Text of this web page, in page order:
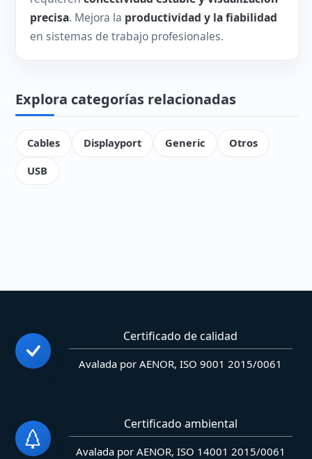
precisa. Mejora la productividad y la fiabilidad
en sistemas de trabajo profesionales.
Explora categorías relacionadas
Cables Displayport Generic
Otros
USB
Certificado de calidad
Avalada por AENOR, ISO 9001 2015/0061
Certificado ambiental
Avalada por AENOR, ISO 14001 2015/0061